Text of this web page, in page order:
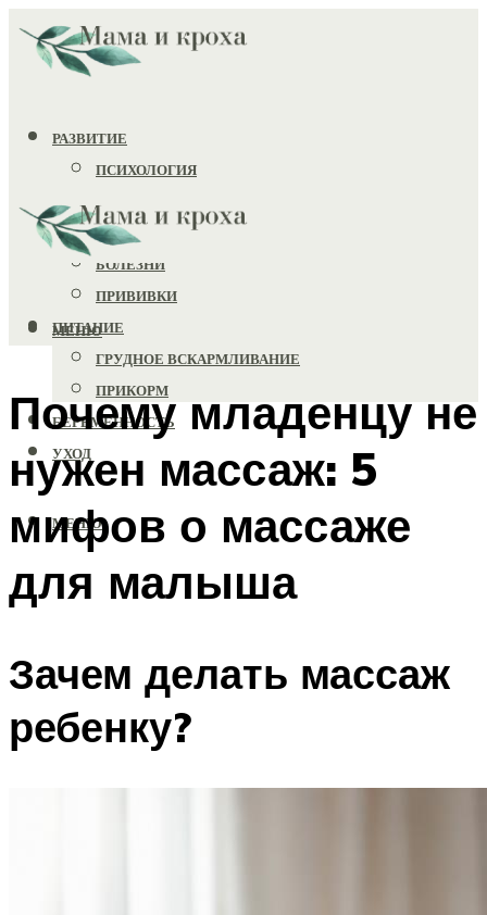
РАЗВИТИЕ
ПСИХОЛОГИЯ
ИГРУШКИ
ЗДОРОВЬЕ
БОЛЕЗНИ
ПРИВИВКИ
ПИТАНИЕ
ГРУДНОЕ ВСКАРМЛИВАНИЕ
ПРИКОРМ
БЕРЕМЕННОСТЬ
УХОД
МЕНЮ
МЕНЮ
Почему младенцу не
нужен массаж: 5
мифов о массаже
для малыша
Зачем делать массаж
ребенку?